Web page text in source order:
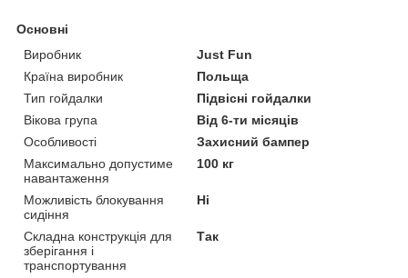
Основні
Виробник
Just Fun
Країна виробник
Польща
Тип гойдалки
Підвісні гойдалки
Вікова група
Від 6-ти місяців
Особливості
Захисний бампер
Максимально допустиме
навантаження
100 кг
Можливість блокування
сидіння
Ні
Складна конструкція для
зберігання і
транспортування
Так